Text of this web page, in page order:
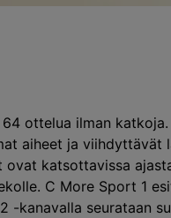
ottelua ilman
aiheet ja viihdyttävät
katsottavissa
C More Sport 1
seurataan